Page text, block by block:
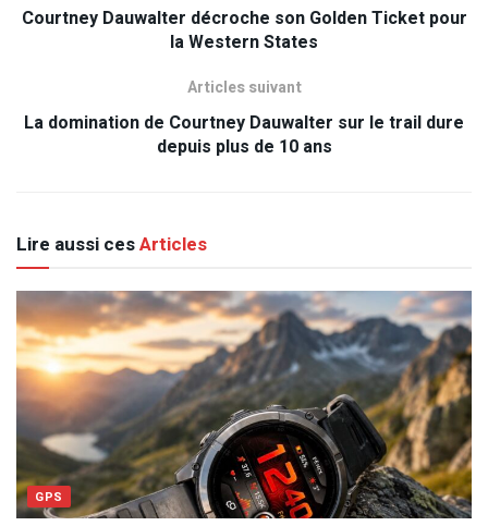
Courtney Dauwalter décroche son Golden Ticket pour
la Western States
Articles suivant
La domination de Courtney Dauwalter sur le trail dure
depuis plus de 10 ans
Lire aussi cesArticles
GPS